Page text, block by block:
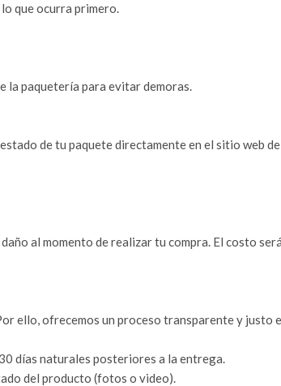
que ocurra primero.
la paquetería para evitar demoras.
de tu paquete directamente en el sitio web
al momento de realizar tu compra. El costo
ello, ofrecemos un proceso transparente y justo
días naturales posteriores a la entrega.
del producto (fotos o video).